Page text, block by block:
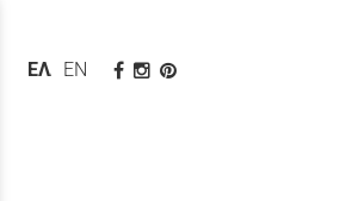
ΕΛΛΗΝΙΚΆ
ENGLISH